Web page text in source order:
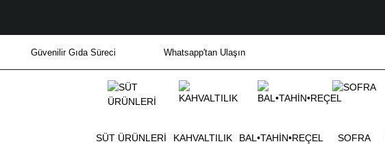
Güvenilir Gıda Süreci Whatsapp'tan Ulaşın
SÜT ÜRÜNLERİ KAHVALTILIK BAL•TAHİN•REÇEL SOFRA